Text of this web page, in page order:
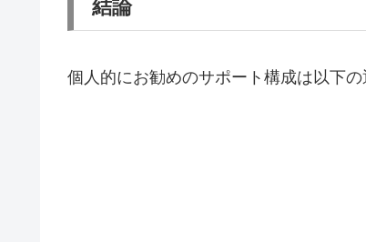
結論
個人的にお勧めのサポート構成は以下の